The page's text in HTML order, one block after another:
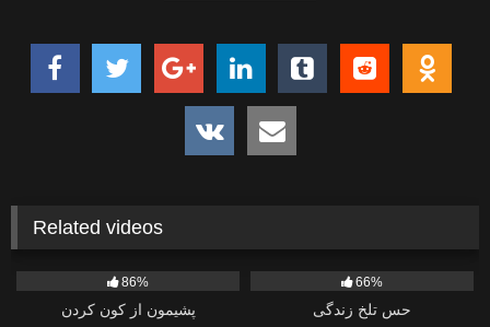
Related videos
86%
پشیمون از کون کردن
66%
حس تلخ زندگی